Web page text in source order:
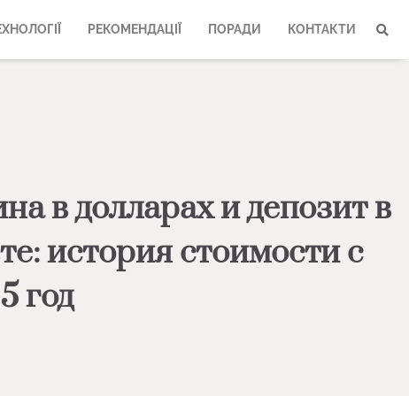
РЕКОМЕНДАЦІЇ ПОРАДИ КОНТАКТИ
в долларах и депозит в
история стоимости с
год